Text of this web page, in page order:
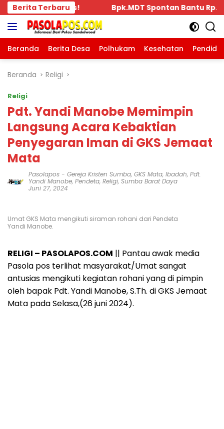
Langsung
ke
konten
Berita Terbaru
Spontan Bantu Rp.10 Juta, Kepada Pengurus
Beranda Berita Desa Polhukam Kesehatan
Beranda Religi
Religi
Pdt. Yandi Manobe Memimpin
Langsung Acara Kebaktian
Penyegaran Iman di GKS Jemaat
Mata
Pasolapos - Gereja Kristen Sumba, GKS Mata, Ibadah, Pdt.
Yandi Manobe, Pendeta, Religi, Sumba Barat Daya
Juni 27, 2024
Umat GKS Mata mengikuti siraman rohani dari Pendeta
Yandi Manobe.
RELIGI – PASOLAPOS.COM || Pantau awak media
Pasola pos terlihat masyarakat/Umat sangat
antusias mengikuti kegiatan rohani yang di pimpin
oleh bapak Pdt. Yandi Manobe, S.Th. di GKS Jemaat
Mata pada Selasa,(26 juni 2024).